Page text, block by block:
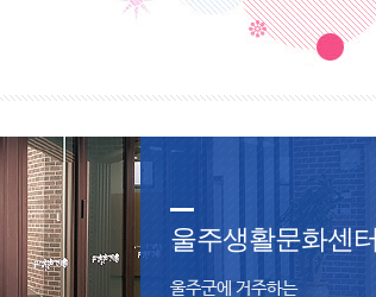
울주생활문화센터
울주군에 거주하는